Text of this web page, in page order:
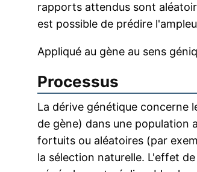
rapports attendus sont
est possible de prédire
Appliqué au gène au sens
Processus
La dérive génétique concerne
de gène) dans une population
fortuits ou aléatoires (par
la sélection naturelle. L'effet